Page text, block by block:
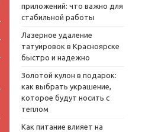
приложений: что важно для
стабильной работы
Лазерное удаление
татуировок в Красноярске
быстро и надежно
Золотой кулон в подарок:
как выбрать украшение,
которое будут носить с
теплом
Как питание влияет на